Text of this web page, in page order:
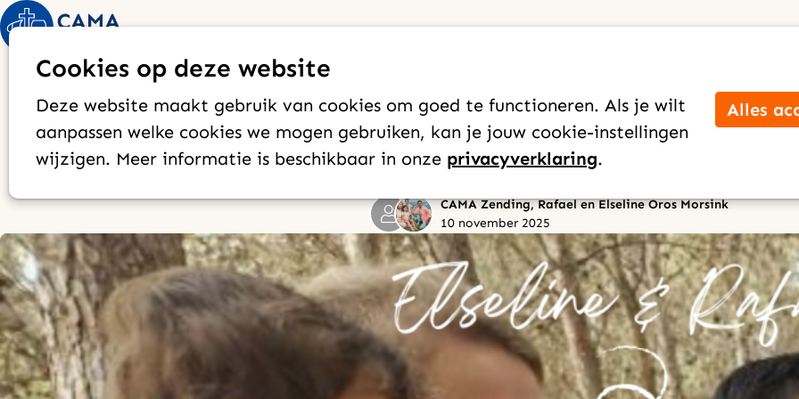
Cookies op deze website
Deze website maakt gebruik van cookies om goed te functioneren. Als je wilt
aanpassen welke cookies we mogen gebruiken, kan je jouw cookie-instellingen
wijzigen. Meer informatie is beschikbaar in onze privacyverklaring.
Alles
Familie Oros Morsink ging naar
Alcora (ES)
CAMA Zending, Rafael en Elseline Oros Morsink
10 november 2025